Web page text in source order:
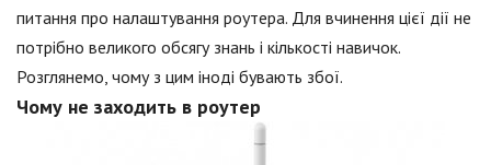
питання про налаштування роутера. Для вчинення цієї дії не
потрібно великого обсягу знань і кількості навичок.
Розглянемо, чому з цим іноді бувають збої.
Чому не заходить в роутер